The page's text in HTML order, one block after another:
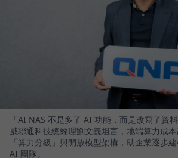
「AI NAS 不是多了 AI 功能，而是改寫了資
威聯通科技總經理劉文義坦言，地端算力成
「算力分級」與開放模型架構，助企業逐步
AI 團隊。